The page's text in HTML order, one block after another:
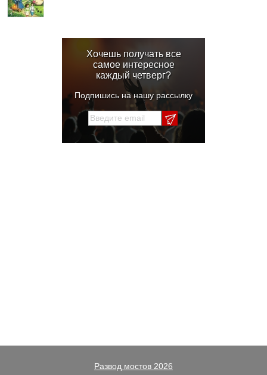
Хочешь получать все
самое интересное
каждый четверг?
Подпишись на нашу рассылку
Развод мостов 2026